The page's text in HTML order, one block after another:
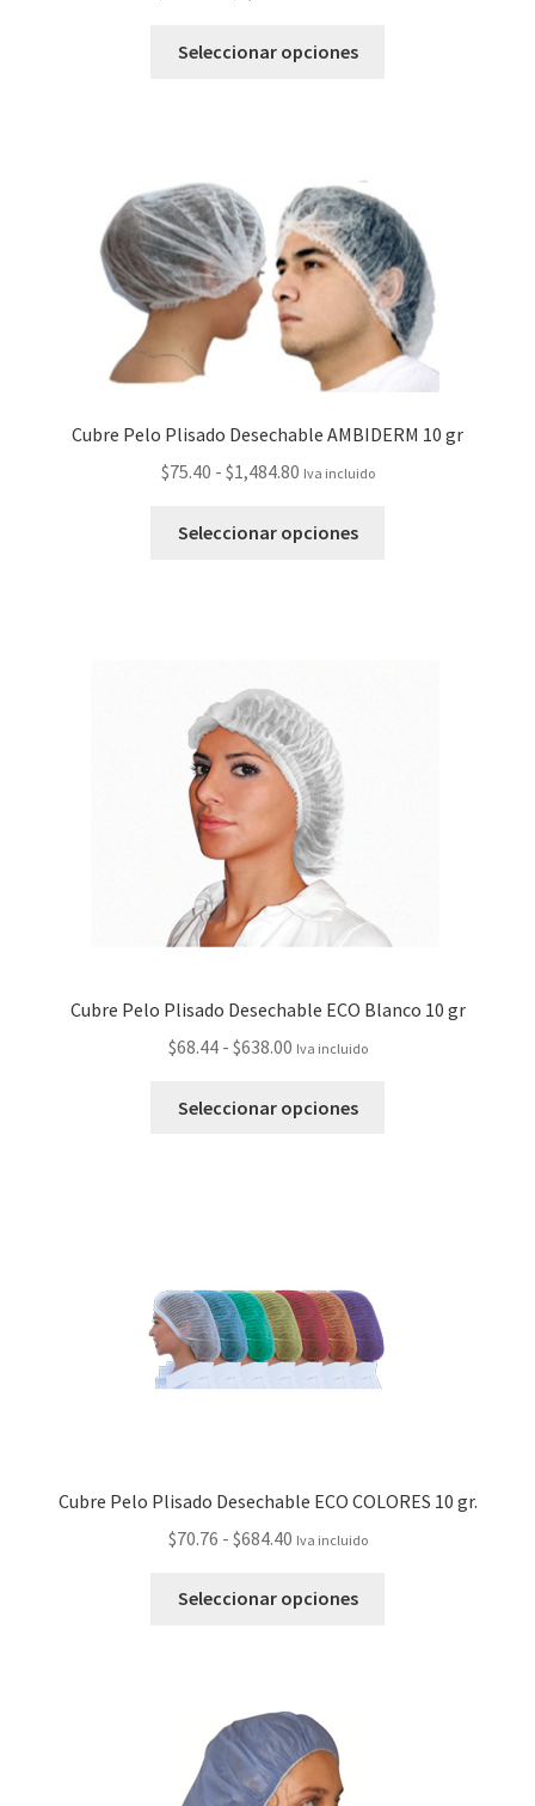
Seleccionar opciones
Cubre Pelo Plisado Desechable AMBIDERM 10 gr
$75.40 - $1,484.80 Iva incluido
Seleccionar opciones
Cubre Pelo Plisado Desechable ECO Blanco 10 gr
$68.44 - $638.00 Iva incluido
Seleccionar opciones
Cubre Pelo Plisado Desechable ECO COLORES 10 gr.
$70.76 - $684.40 Iva incluido
Seleccionar opciones